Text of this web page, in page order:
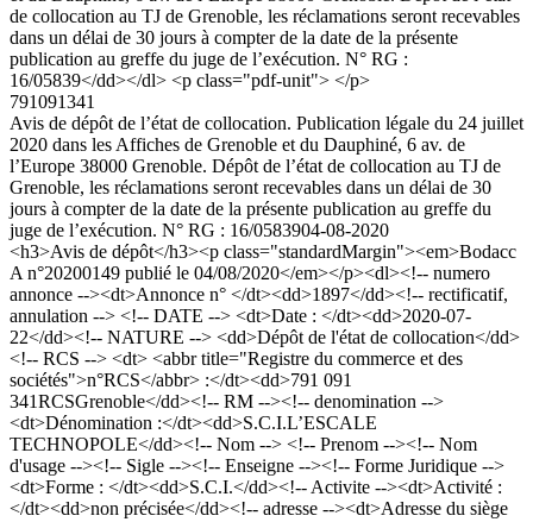
de collocation au TJ de Grenoble, les réclamations seront recevables
dans un délai de 30 jours à compter de la date de la présente
publication au greffe du juge de l’exécution. N° RG :
16/05839</dd></dl> <p class="pdf-unit"> </p>
791091341
Avis de dépôt de l’état de collocation. Publication légale du 24 juillet
2020 dans les Affiches de Grenoble et du Dauphiné, 6 av. de
l’Europe 38000 Grenoble. Dépôt de l’état de collocation au TJ de
Grenoble, les réclamations seront recevables dans un délai de 30
jours à compter de la date de la présente publication au greffe du
juge de l’exécution. N° RG : 16/0583904-08-2020
<h3>Avis de dépôt</h3><p class="standardMargin"><em>Bodacc
A n°20200149 publié le 04/08/2020</em></p><dl><!-- numero
annonce --><dt>Annonce n° </dt><dd>1897</dd><!-- rectificatif,
annulation --> <!-- DATE --> <dt>Date : </dt><dd>2020-07-
22</dd><!-- NATURE --> <dd>Dépôt de l'état de collocation</dd>
<!-- RCS --> <dt> <abbr title="Registre du commerce et des
sociétés">n°RCS</abbr> :</dt><dd>791 091
341RCSGrenoble</dd><!-- RM --><!-- denomination -->
<dt>Dénomination :</dt><dd>S.C.I.L’ESCALE
TECHNOPOLE</dd><!-- Nom --> <!-- Prenom --><!-- Nom
d'usage --><!-- Sigle --><!-- Enseigne --><!-- Forme Juridique -->
<dt>Forme : </dt><dd>S.C.I.</dd><!-- Activite --><dt>Activité :
</dt><dd>non précisée</dd><!-- adresse --><dt>Adresse du siège